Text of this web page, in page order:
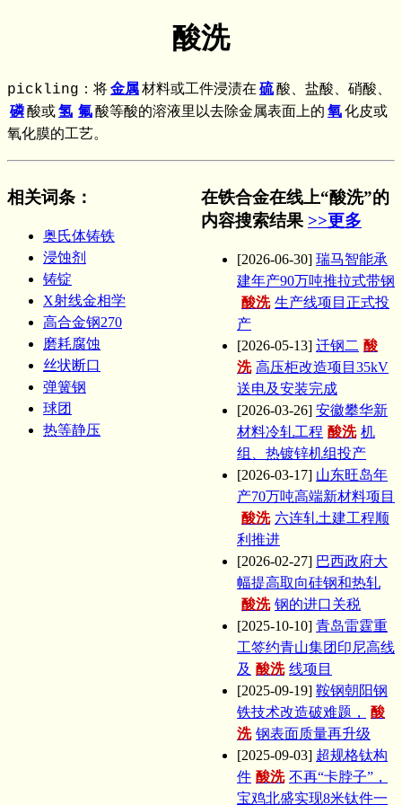
酸洗
pickling：将金属材料或工件浸渍在硫酸、盐酸、硝酸、
磷酸或氢 氟酸等酸的溶液里以去除金属表面上的 氧化皮或
氧化膜的工艺。
相关词条 ：
奥氏体铸铁
浸蚀剂
铸锭
X射线金相学
高合金钢270
磨耗腐蚀
丝状断口
弹簧钢
球团
热等静压
在铁合金在线上“酸洗”的
内容搜索结果 >>更多
[2026-06-30] 瑞马智能承
建年产90万吨推拉式带钢
酸洗 生产线项目正式投
产
[2026-05-13] 迁钢二 酸
洗 高压柜改造项目35kV
送电及安装完成
[2026-03-26] 安徽攀华新
材料冷轧工程 酸洗 机
组、热镀锌机组投产
[2026-03-17] 山东旺岛年
产70万吨高端新材料项目
酸洗 六连轧土建工程顺
利推进
[2026-02-27] 巴西政府大
幅提高取向硅钢和热轧
酸洗 钢的进口关税
[2025-10-10] 青岛雷霆重
工签约青山集团印尼高线
及 酸洗 线项目
[2025-09-19] 鞍钢朝阳钢
铁技术改造破难题，
酸
洗 钢表面质量再升级
[2025-09-03] 超规格钛构
件 酸洗 不再“卡脖子”，
宝鸡北盛实现8米钛件一